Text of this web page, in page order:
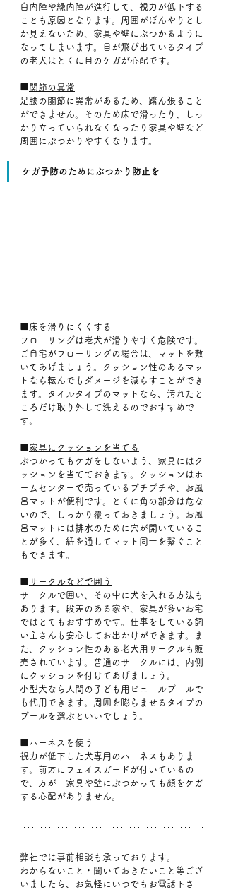
白内障や緑内障が進行して、視力が低下する
ことも原因となります。周囲がぼんやりとし
か見えないため、家具や壁にぶつかるように
なってしまいます。目が飛び出ているタイプ
の老犬はとくに目のケガが心配です。
関節の異常
足腰の関節に異常があるため、踏ん張ること
ができません。そのため床で滑ったり、しっ
かり立っていられなくなったり家具や壁など
周囲にぶつかりやすくなります。
ケガ予防のためにぶつかり防止を
床を滑りにくくする
フローリングは老犬が滑りやすく危険です。
ご自宅がフローリングの場合は、マットを敷
いてあげましょう。クッション性のあるマッ
トなら転んでもダメージを減らすことができ
ます。タイルタイプのマットなら、汚れたと
ころだけ取り外して洗えるのでおすすめで
す。
家具にクッションを当てる
ぶつかってもケガをしないよう、家具にはク
ッションを当てておきます。クッションはホ
ームセンターで売っているプチプチや、お風
呂マットが便利です。とくに角の部分は危な
いので、しっかり覆っておきましょう。お風
呂マットには排水のために穴が開いているこ
とが多く、紐を通してマット同士を繋ぐこと
もできます。
サークルなどで囲う
サークルで囲い、その中に犬を入れる方法も
あります。段差のある家や、家具が多いお宅
ではとてもおすすめです。仕事をしている飼
い主さんも安心してお出かけができます。ま
た、クッション性のある老犬用サークルも販
売されています。普通のサークルには、内側
にクッションを付けてあげましょう。
小型犬なら人間の子ども用ビニールプールで
も代用できます。周囲を膨らませるタイプの
プールを選ぶといいでしょう。
ハーネスを使う
視力が低下した犬専用のハーネスもありま
す。前方にフェイスガードが付いているの
で、万が一家具や壁にぶつかっても顔をケガ
する心配がありません。
弊社では事前相談も承っております。
わからないこと・聞いておきたいこと等ござ
いましたら、お気軽にいつでもお電話下さ